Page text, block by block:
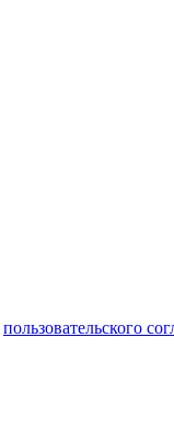
пользовательского